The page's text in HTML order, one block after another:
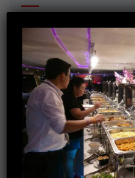
มอบของขวัญ
เล็กตำบลเกา
20
การอบรมพัฒ
30 October
กิจกรรมร่วม